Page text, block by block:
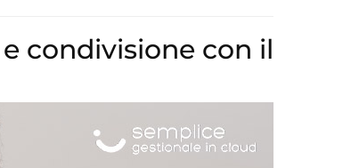
condivisione con il